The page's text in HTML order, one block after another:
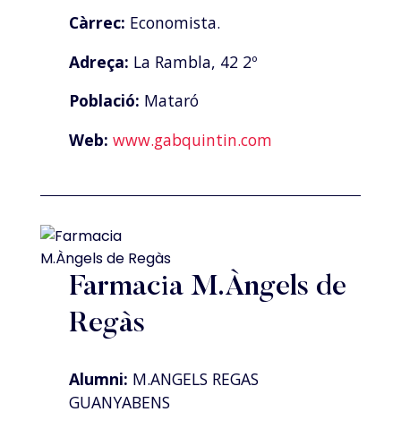
Càrrec: Economista.
Adreça: La Rambla, 42 2º
Població: Mataró
Web: www.gabquintin.com
Farmacia M.Àngels de
Regàs
Alumni: M.ANGELS REGAS
GUANYABENS